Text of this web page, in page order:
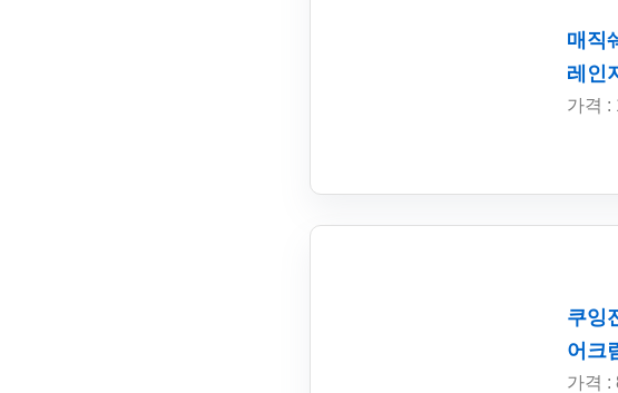
매직
레인
가격 :
쿠잉
어크
가격 :